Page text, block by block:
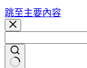
跳至主要內容